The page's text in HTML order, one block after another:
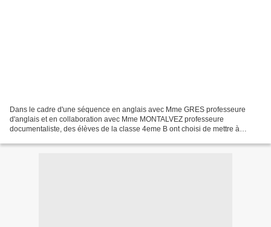
Dans le cadre d'une séquence en anglais avec Mme GRES professeure
d'anglais et en collaboration avec Mme MONTALVEZ professeure
documentaliste, des élèves de la classe 4eme B ont choisi de mettre à